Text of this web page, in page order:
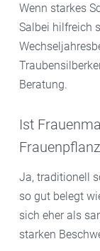
Wenn starkes
Salbei hilfreich
Beratung.
Ist
Ja, traditionell
so gut belegt
sich eher als
starken